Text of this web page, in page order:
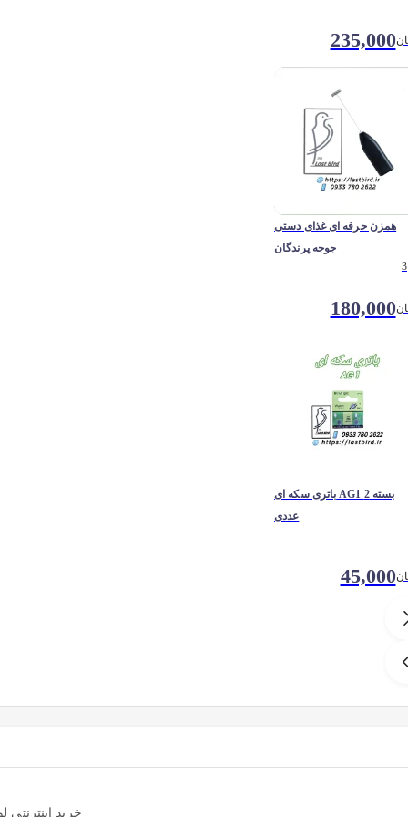
235,000
همزن حرفه ای غذای دستی
جوجه پرندگان
3
180,000
باتری سکه ای AG1 بسته 2
عددی
45,000
خرید اینترنتی لوازم سرلاک دهی